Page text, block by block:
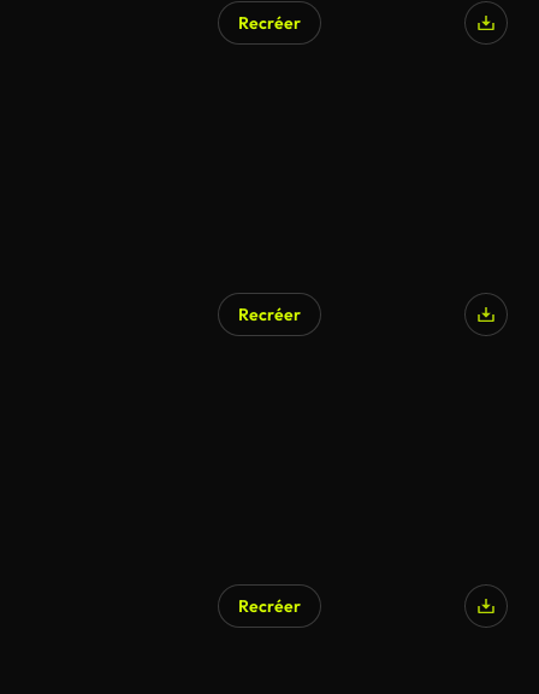
Recréer
Recréer
Recréer